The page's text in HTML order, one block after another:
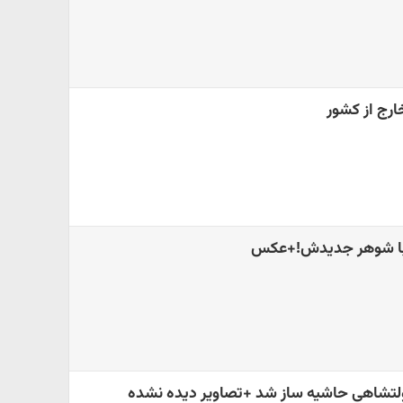
از کشور
شوهر جدیدش!+عکس
حاشیه ساز شد +تصاویر دیده نشده